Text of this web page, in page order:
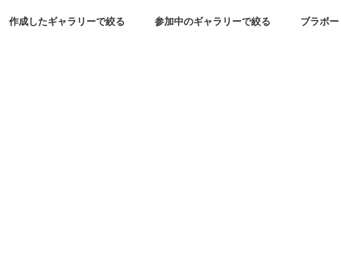
作成したギャラリーで絞る 参加中のギャラリーで絞る ブラボ